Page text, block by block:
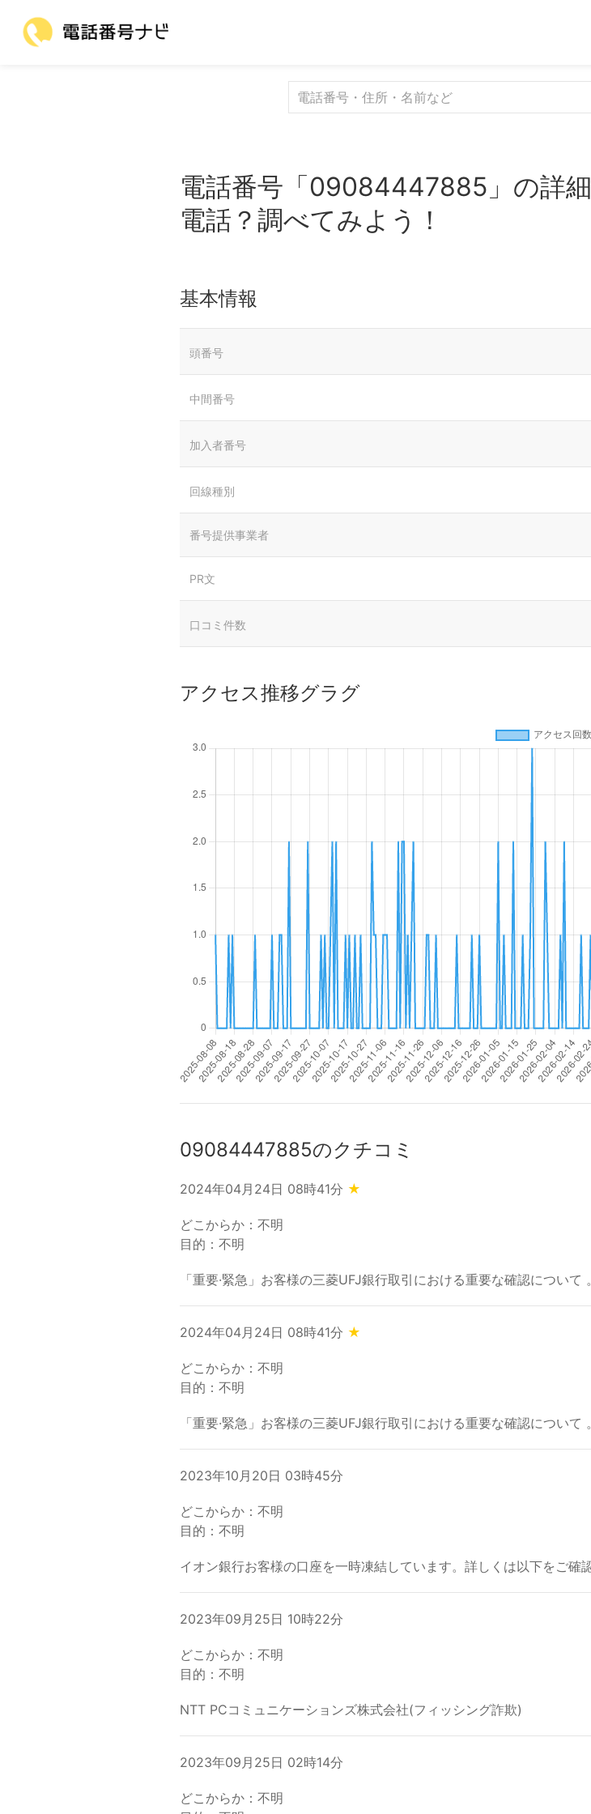
電話番号「09084447885」の詳
電話？調べてみよう！
基本情報
頭番号
中間番号
加入者番号
回線種別
番号提供事業者
PR文
口コミ件数
アクセス推移グラグ
09084447885のクチコミ
2024年04月24日 08時41分 ★
どこからか：不明
目的：不明
「重要·緊急」お客様の三菱UFJ銀行取引における重要な確認につい
2024年04月24日 08時41分 ★
どこからか：不明
目的：不明
「重要·緊急」お客様の三菱UFJ銀行取引における重要な確認につい
2023年10月20日 03時45分
どこからか：不明
目的：不明
イオン銀行お客様の口座を一時凍結しています。詳しくは以下をご
2023年09月25日 10時22分
どこからか：不明
目的：不明
NTT PCコミュニケーションズ株式会社(フィッシング詐欺)
2023年09月25日 02時14分
どこからか：不明